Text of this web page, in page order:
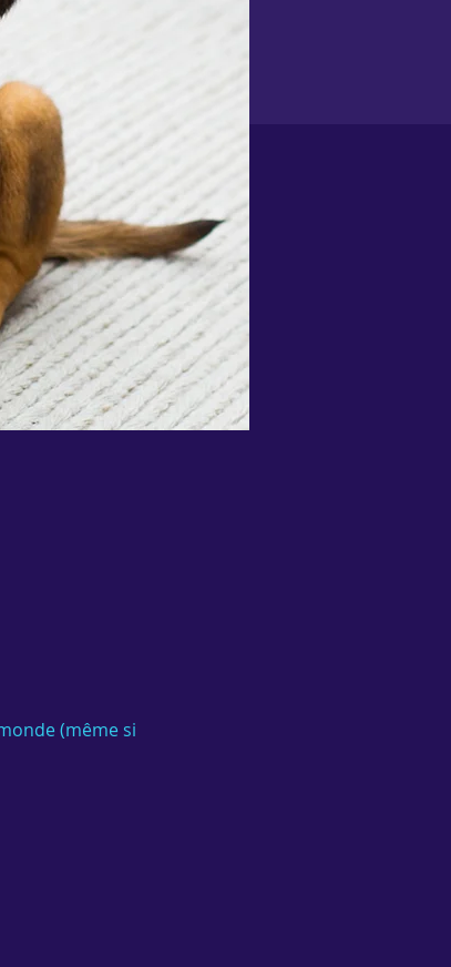
(même si